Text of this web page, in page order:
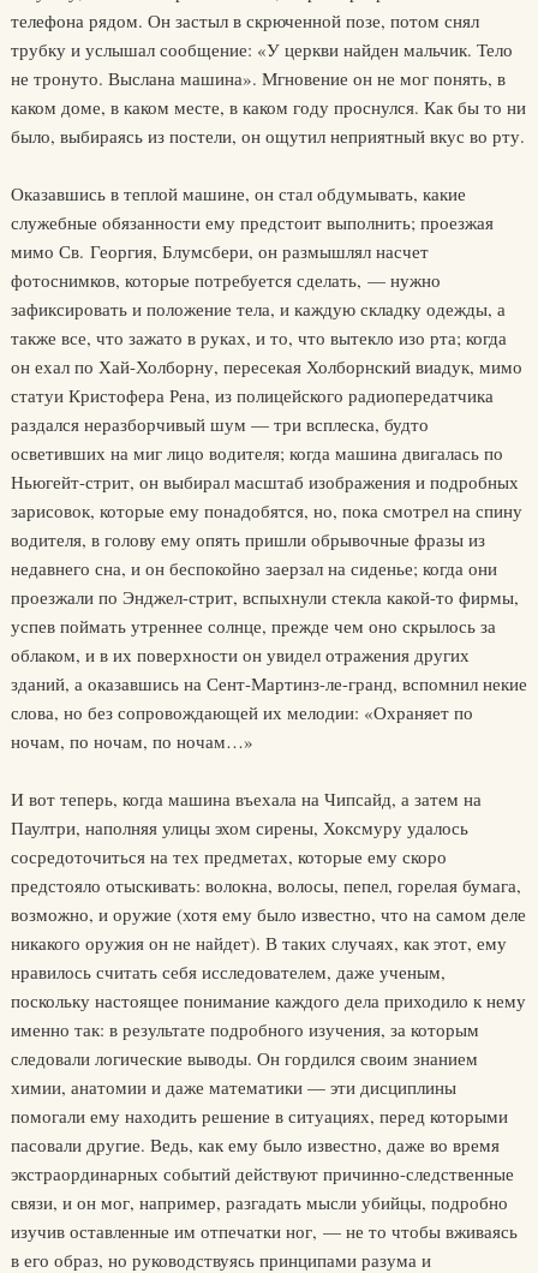
телефона рядом. Он застыл в скрюченной позе, потом снял
трубку и услышал сообщение: «У церкви найден мальчик. Тело
не тронуто. Выслана машина». Мгновение он не мог понять, в
каком доме, в каком месте, в каком году проснулся. Как бы то ни
было, выбираясь из постели, он ощутил неприятный вкус во рту.
Оказавшись в теплой машине, он стал обдумывать, какие
служебные обязанности ему предстоит выполнить; проезжая
мимо Св. Георгия, Блумсбери, он размышлял насчет
фотоснимков, которые потребуется сделать, — нужно
зафиксировать и положение тела, и каждую складку одежды, а
также все, что зажато в руках, и то, что вытекло изо рта; когда
он ехал по Хай-Холборну, пересекая Холборнский виадук, мимо
статуи Кристофера Рена, из полицейского радиопередатчика
раздался неразборчивый шум — три всплеска, будто
осветивших на миг лицо водителя; когда машина двигалась по
Ньюгейт-стрит, он выбирал масштаб изображения и подробных
зарисовок, которые ему понадобятся, но, пока смотрел на спину
водителя, в голову ему опять пришли обрывочные фразы из
недавнего сна, и он беспокойно заерзал на сиденье; когда они
проезжали по Энджел-стрит, вспыхнули стекла какой-то фирмы,
успев поймать утреннее солнце, прежде чем оно скрылось за
облаком, и в их поверхности он увидел отражения других
зданий, а оказавшись на Сент-Мартинз-ле-гранд, вспомнил некие
слова, но без сопровождающей их мелодии: «Охраняет по
ночам, по ночам, по ночам…»
И вот теперь, когда машина въехала на Чипсайд, а затем на
Паултри, наполняя улицы эхом сирены, Хоксмуру удалось
сосредоточиться на тех предметах, которые ему скоро
предстояло отыскивать: волокна, волосы, пепел, горелая бумага,
возможно, и оружие (хотя ему было известно, что на самом деле
никакого оружия он не найдет). В таких случаях, как этот, ему
нравилось считать себя исследователем, даже ученым,
поскольку настоящее понимание каждого дела приходило к нему
именно так: в результате подробного изучения, за которым
следовали логические выводы. Он гордился своим знанием
химии, анатомии и даже математики — эти дисциплины
помогали ему находить решение в ситуациях, перед которыми
пасовали другие. Ведь, как ему было известно, даже во время
экстраординарных событий действуют причинно-следственные
связи, и он мог, например, разгадать мысли убийцы, подробно
изучив оставленные им отпечатки ног, — не то чтобы вживаясь
в его образ, но руководствуясь принципами разума и